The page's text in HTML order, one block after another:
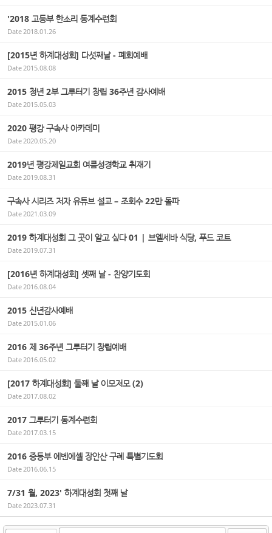
'2018 고등부 한소리 동계수련회
Date2018.01.26
[2015년 하계대성회] 다섯째날 - 폐회예배
Date2015.08.08
2015 청년 2부 그루터기 창립 36주년 감사예배
Date2015.05.03
2020 평강 구속사 아카데미
Date2020.05.20
2019년 평강제일교회 여름성경학교 취재기
Date2019.08.31
구속사 시리즈 저자 유튜브 설교 – 조회수 22만 돌파
Date2021.03.09
2019 하계대성회 그 곳이 알고 싶다 01 | 브엘세바 식당, 푸드 코트
Date2019.07.31
[2016년 하계대성회] 셋째 날 - 찬양기도회
Date2016.08.04
2015 신년감사예배
Date2015.01.06
2016 제 36주년 그루터기 창립예배
Date2016.05.02
[2017 하계대성회] 둘째 날 이모저모 (2)
Date2017.08.02
2017 그루터기 동계수련회
Date2017.03.15
2016 중등부 에벤에셀 장안산 구례 특별기도회
Date2016.06.15
7/31 월, 2023' 하계대성회 첫째 날
Date2023.07.31